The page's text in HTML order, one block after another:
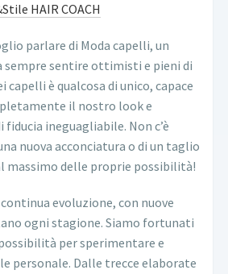
HAIR COACH
parlare di Moda capelli, un
sempre sentire ottimisti e pieni di
capelli è qualcosa di unico, capace
il nostro look e
fiducia ineguagliabile. Non c’è
nuova acconciatura o di un taglio
massimo delle proprie possibilità!
evoluzione, con nuove
ogni stagione. Siamo fortunati
per sperimentare e
personale. Dalle trecce elaborate